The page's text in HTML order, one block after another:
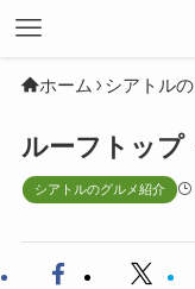
ホーム シアトル
ルーフトップ
シアトルのグルメ紹介